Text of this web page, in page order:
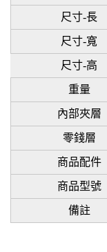
尺寸-長
尺寸-寬
尺寸-高
重量
內部夾層
零錢層
商品配件
商品型號
備註